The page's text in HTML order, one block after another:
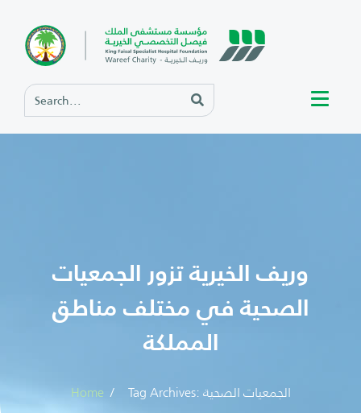
وريف الخيرية تزور الجمعيات
الصحية في مختلف مناطق
المملكة
Home Tag Archives: الجمعيات الصحية